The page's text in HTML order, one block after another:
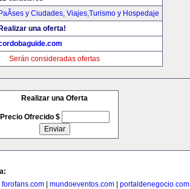
PaÃ­ses y Ciudades, Viajes,Turismo y Hospedaje
Realizar una oferta!
Serán consideradas ofertas
Realizar una Oferta
Precio Ofrecido $
forofans.com mundoeventos.com
portaldenegocio.com